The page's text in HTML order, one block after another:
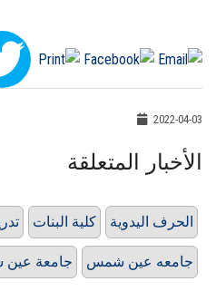
2022-04-03
الأخبار المتعلقة
كلية البنات الحرف اليدوية
جامعة جامعه عين شمس